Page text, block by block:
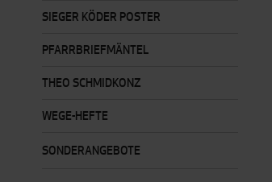
SIEGER KÖDER POSTER
PFARRBRIEFMÄNTEL
THEO SCHMIDKONZ
WEGE-HEFTE
SONDERANGEBOTE